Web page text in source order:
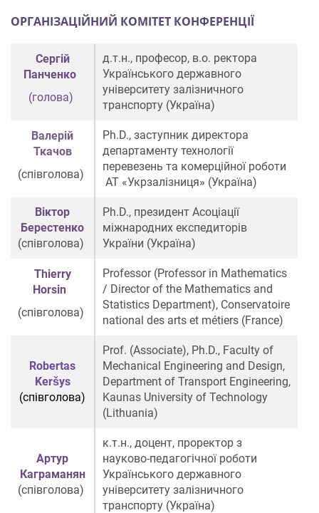
ОРГАНІЗАЦІЙНИЙ КОМІТЕТ КОНФЕРЕНЦІЇ
Сергій
Панченко
(голова)
д.т.н., професор, в.о. ректора
Українського державного
університету залізничного
транспорту (Україна)
Валерій
Ткачов
(співголова)
Ph.D., заступник директора
департаменту технології
перевезень та комерційної роботи
АТ «Укрзалізниця» (Україна)
Віктор
Берестенко
(співголова)
Ph.D., президент Асоціації
міжнародних експедиторів
України (Україна)
Thierry
Horsin
(співголова)
Professor (Professor in Mathematics
/ Director of the Mathematics and
Statistics Department), Conservatoire
national des arts et métiers (France)
Robertas
Keršys
(співголова)
Prof. (Associate), Ph.D., Faculty of
Mechanical Engineering and Design,
Department of Transport Engineering,
Kaunas University of Technology
(Lithuania)
Артур
Каграманян
(співголова)
к.т.н., доцент, проректор з
науково-педагогічної роботи
Українського державного
університету залізничного
транспорту (Україна)